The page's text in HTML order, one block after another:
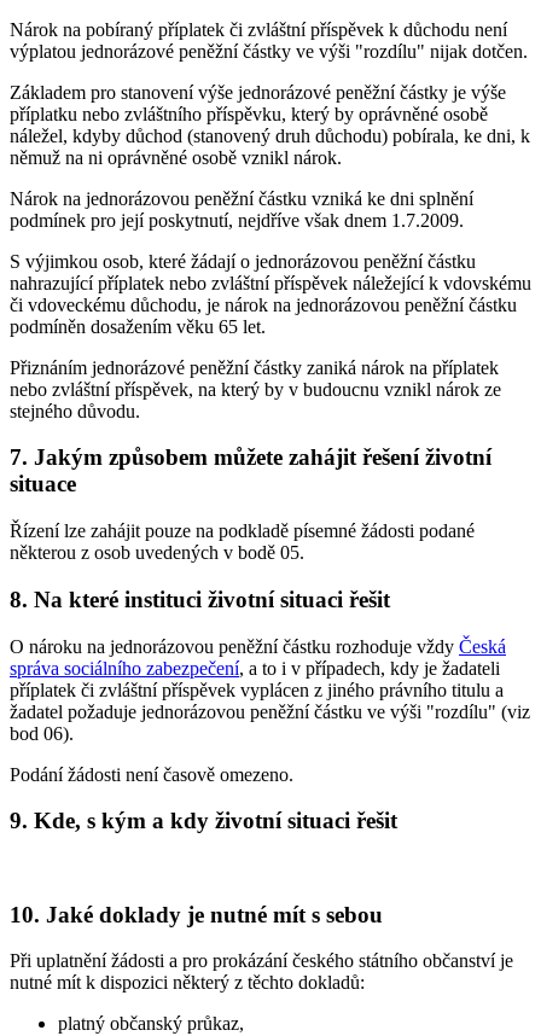
Nárok na pobíraný příplatek či zvláštní příspěvek k důchodu není
výplatou jednorázové peněžní částky ve výši "rozdílu" nijak dotčen.
Základem pro stanovení výše jednorázové peněžní částky je výše
příplatku nebo zvláštního příspěvku, který by oprávněné osobě
náležel, kdyby důchod (stanovený druh důchodu) pobírala, ke dni, k
němuž na ni oprávněné osobě vznikl nárok.
Nárok na jednorázovou peněžní částku vzniká ke dni splnění
podmínek pro její poskytnutí, nejdříve však dnem 1.7.2009.
S výjimkou osob, které žádají o jednorázovou peněžní částku
nahrazující příplatek nebo zvláštní příspěvek náležející k vdovskému
či vdoveckému důchodu, je nárok na jednorázovou peněžní částku
podmíněn dosažením věku 65 let.
Přiznáním jednorázové peněžní částky zaniká nárok na příplatek
nebo zvláštní příspěvek, na který by v budoucnu vznikl nárok ze
stejného důvodu.
7. Jakým způsobem můžete zahájit řešení životní
situace
Řízení lze zahájit pouze na podkladě písemné žádosti podané
některou z osob uvedených v bodě 05.
8. Na které instituci životní situaci řešit
O nároku na jednorázovou peněžní částku rozhoduje vždy Česká
správa sociálního zabezpečení, a to i v případech, kdy je žadateli
příplatek či zvláštní příspěvek vyplácen z jiného právního titulu a
žadatel požaduje jednorázovou peněžní částku ve výši "rozdílu" (viz
bod 06).
Podání žádosti není časově omezeno.
9. Kde, s kým a kdy životní situaci řešit
10. Jaké doklady je nutné mít s sebou
Při uplatnění žádosti a pro prokázání českého státního občanství je
nutné mít k dispozici některý z těchto dokladů:
platný občanský průkaz,